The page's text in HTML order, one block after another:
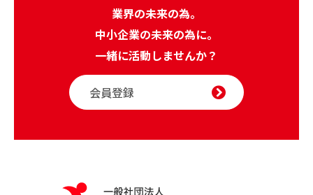
業界の未来の為。
中小企業の未来の為に。
一緒に活動しませんか？
会員登録